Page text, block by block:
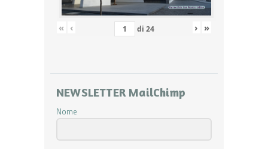
« ‹ di 24 › »
NEWSLETTER MailChimp
Nome